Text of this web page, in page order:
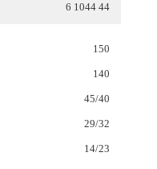
6 1044 44
150
140
45/40
29/32
14/23